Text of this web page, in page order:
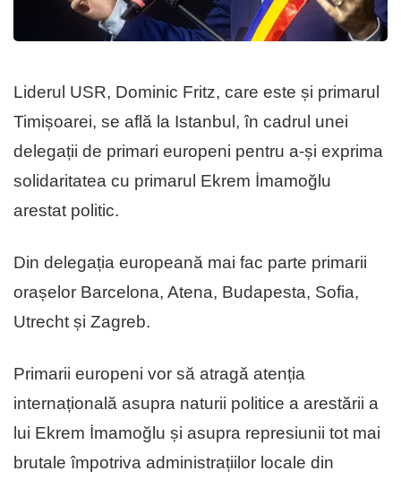
Liderul USR, Dominic Fritz, care este și primarul
Timișoarei, se află la Istanbul, în cadrul unei
delegații de primari europeni pentru a-și exprima
solidaritatea cu primarul Ekrem İmamoğlu
arestat politic.
Din delegația europeană mai fac parte primarii
orașelor Barcelona, Atena, Budapesta, Sofia,
Utrecht și Zagreb.
Primarii europeni vor să atragǎ atenția
internațională asupra naturii politice a arestării a
lui Ekrem İmamoğlu și asupra represiunii tot mai
brutale împotriva administrațiilor locale din